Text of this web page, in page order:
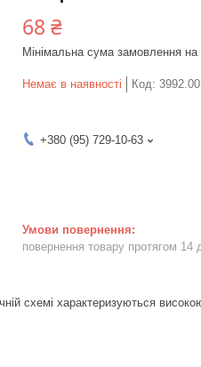
68 ₴
Мінімальна сума замовлення
Немає в наявності Код:
+380 (95) 729-10-63
повернення товару протягом 14
схемі характеризуються